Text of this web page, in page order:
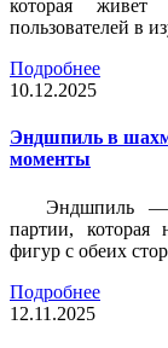
которая
пользователей в
Подробнее
10.12.2025
Эндшпиль в
моменты
Эндшпиль —
партии, которая
фигур с обеих
Подробнее
12.11.2025